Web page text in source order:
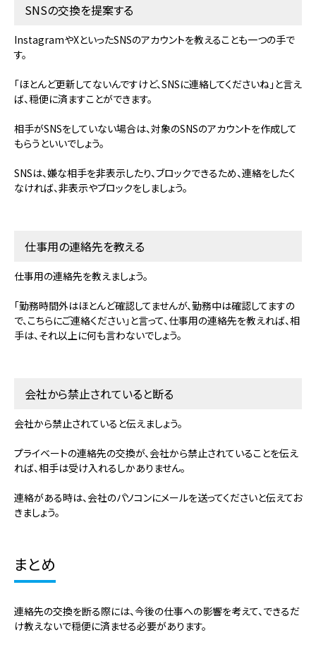
SNSの交換を提案する
InstagramやXといったSNSのアカウントを教えることも一つの手で
す。
「ほとんど更新してないんですけど、SNSに連絡してくださいね」と言え
ば、穏便に済ますことができます。
相手がSNSをしていない場合は、対象のSNSのアカウントを作成して
もらうといいでしょう。
SNSは、嫌な相手を非表示したり、ブロックできるため、連絡をしたく
なければ、非表示やブロックをしましょう。
仕事用の連絡先を教える
仕事用の連絡先を教えましょう。
「勤務時間外はほとんど確認してませんが、勤務中は確認してますの
で、こちらにご連絡ください」と言って、仕事用の連絡先を教えれば、相
手は、それ以上に何も言わないでしょう。
会社から禁止されていると断る
会社から禁止されていると伝えましょう。
プライベートの連絡先の交換が、会社から禁止されていることを伝え
れば、相手は受け入れるしかありません。
連絡がある時は、会社のパソコンにメールを送ってくださいと伝えてお
きましょう。
まとめ
連絡先の交換を断る際には、今後の仕事への影響を考えて、できるだ
け教えないで穏便に済ませる必要があります。